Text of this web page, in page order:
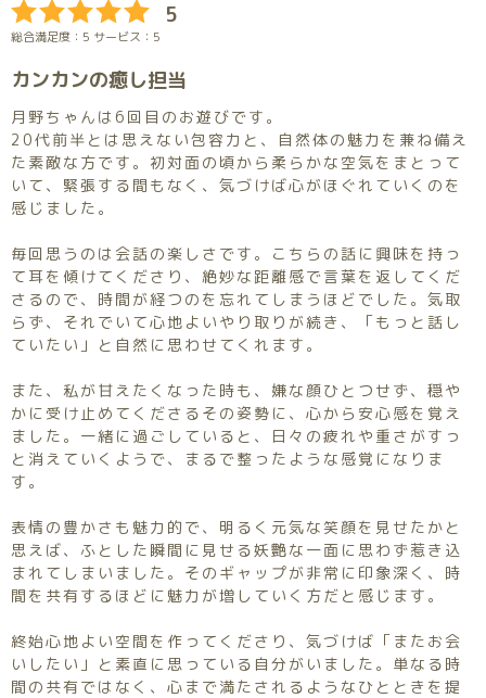
5
総合満足度：5 サービス：5
カンカンの癒し担当
月野ちゃんは6回目のお遊びです。
20代前半とは思えない包容力と、自然体の魅力を兼ね備え
た素敵な方です。初対面の頃から柔らかな空気をまとって
いて、緊張する間もなく、気づけば心がほぐれていくのを
感じました。
毎回思うのは会話の楽しさです。こちらの話に興味を持っ
て耳を傾けてくださり、絶妙な距離感で言葉を返してくだ
さるので、時間が経つのを忘れてしまうほどでした。気取
らず、それでいて心地よいやり取りが続き、「もっと話し
ていたい」と自然に思わせてくれます。
また、私が甘えたくなった時も、嫌な顔ひとつせず、穏や
かに受け止めてくださるその姿勢に、心から安心感を覚え
ました。一緒に過ごしていると、日々の疲れや重さがすっ
と消えていくようで、まるで整ったような感覚になりま
す。
表情の豊かさも魅力的で、明るく元気な笑顔を見せたかと
思えば、ふとした瞬間に見せる妖艶な一面に思わず惹き込
まれてしまいました。そのギャップが非常に印象深く、時
間を共有するほどに魅力が増していく方だと感じます。
終始心地よい空間を作ってくださり、気づけば「またお会
いしたい」と素直に思っている自分がいました。単なる時
間の共有ではなく、心まで満たされるようなひとときを提